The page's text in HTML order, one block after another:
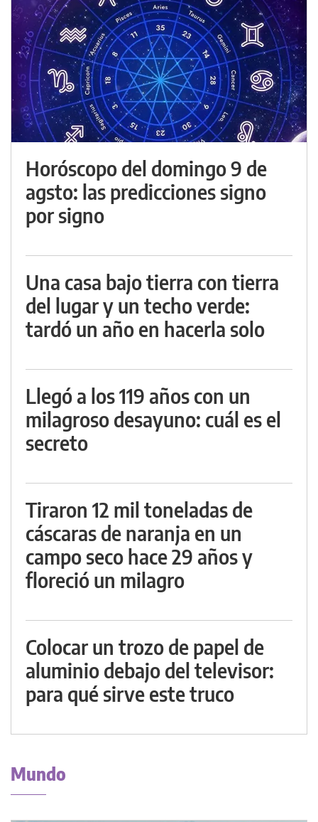
Horóscopo del domingo 9 de
agsto: las predicciones signo
por signo
Una casa bajo tierra con tierra
del lugar y un techo verde:
tardó un año en hacerla solo
Llegó a los 119 años con un
milagroso desayuno: cuál es el
secreto
Tiraron 12 mil toneladas de
cáscaras de naranja en un
campo seco hace 29 años y
floreció un milagro
Colocar un trozo de papel de
aluminio debajo del televisor:
para qué sirve este truco
Mundo